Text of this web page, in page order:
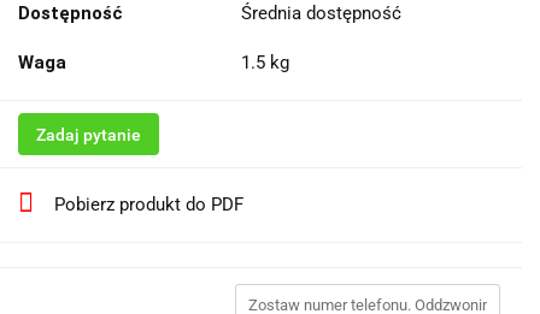
Dostępność Średnia dostępność
Waga 1.5 kg
Zadaj pytanie
Pobierz produkt do PDF